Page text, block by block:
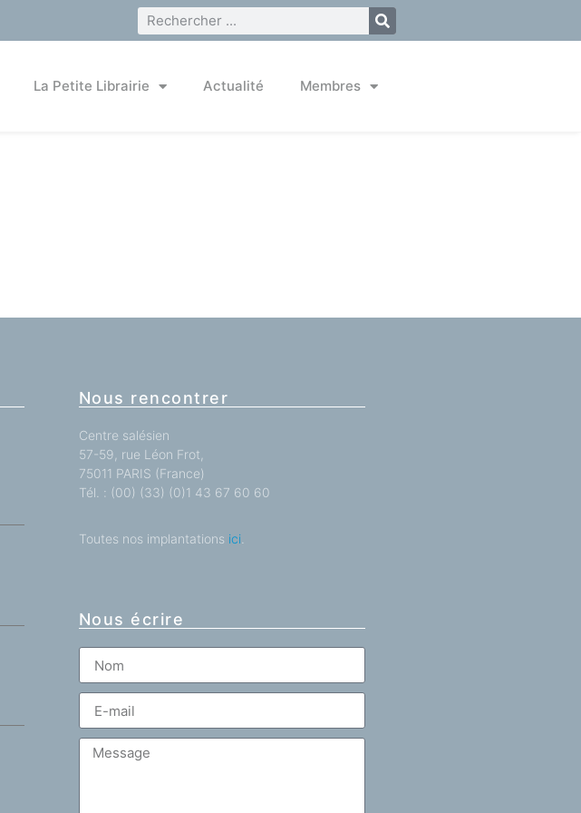
La Petite Librairie Actualité Membres
Nous rencontrer
Centre salésien
57-59, rue Léon Frot,
75011 PARIS (France)
Tél. : (00) (33) (0)1 43 67 60 60
Toutes nos implantations ici.
Nous écrire